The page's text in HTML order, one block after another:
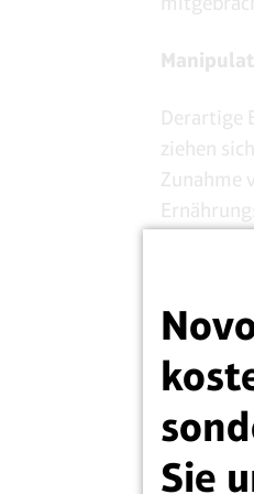
Derartige
ziehen
Zunahme
Sie